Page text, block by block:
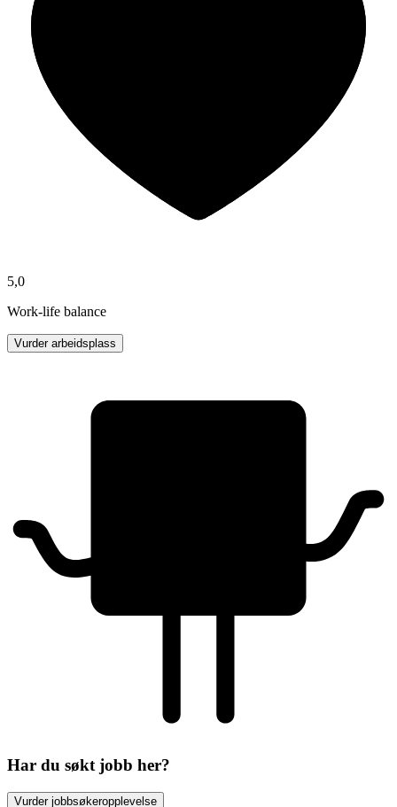
5,0
Work-life balance
Vurder arbeidsplass
Har du søkt jobb her?
Vurder jobbsøkeropplevelse